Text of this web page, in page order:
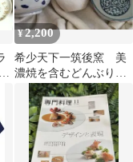
¥2,200
希少天下一筑後窯 美
濃焼を含むどんぶりサ
イズ・デザイン様々 7
点セット